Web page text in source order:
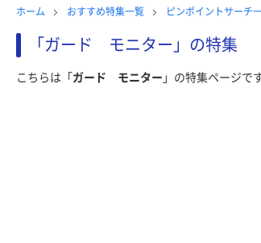
ホーム おすすめ特集一覧 ピンポイントサーチ
「ガード モニター」の特集
こちらは「 ガード モニター 」の特集ページで